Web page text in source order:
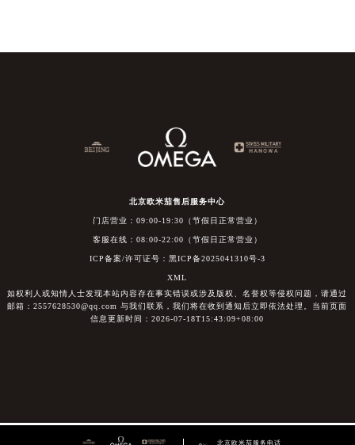
北京欧米茄售后服务中心
门店营业：09:00-19:30（节假日正常营业）
客服在线：08:00-22:00（节假日正常营业）
ICP备案/许可证号：黑ICP备2025041310号-3
XML
如权利人或知情人士发现本站内容存在事实错误或涉及版权、名誉权等侵权问题，请通过
邮箱：2557628530@qq.com 与我们联系，我们将在收到通知后立即依法处理。当前页面
信息更新时间：2026-07-18T15:43:09+08:00
北京欧米茄服务电话